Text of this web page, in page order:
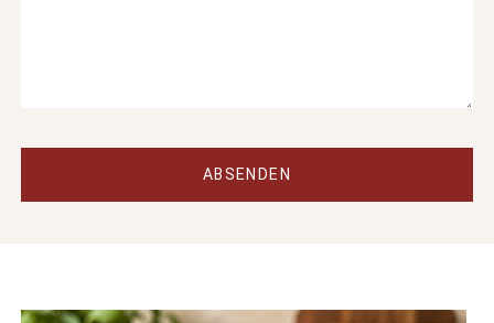
ABSENDEN